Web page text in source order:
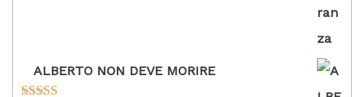
ALBERTO NON DEVE MORIRE